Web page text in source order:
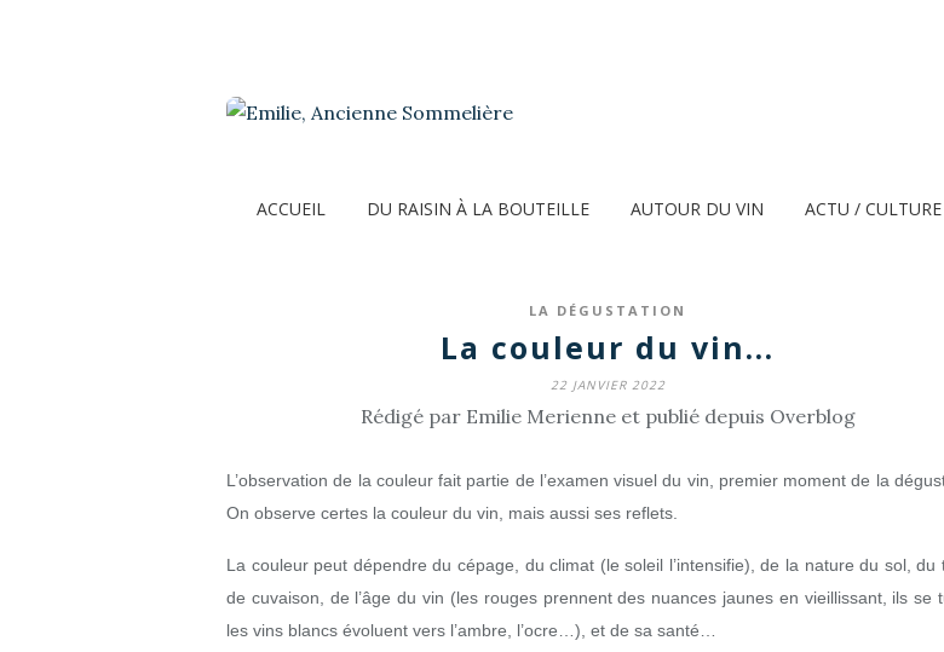
ACCUEIL DU RAISIN À LA BOUTEILLE AUTOUR DU VIN ACTU / CULTURE
LA DÉGUSTATION
La couleur du vin...
22 JANVIER 2022
Rédigé par Emilie Merienne et publié depuis Overblog
L’observation de la couleur fait partie de l’examen visuel du vin, premier moment de la
On observe certes la couleur du vin, mais aussi ses reflets.
La couleur peut dépendre du cépage, du climat (le soleil l’intensifie), de la nature du sol, du
de cuvaison, de l’âge du vin (les rouges prennent des nuances jaunes en vieillissant, ils se
les vins blancs évoluent vers l’ambre, l’ocre…), et de sa santé…